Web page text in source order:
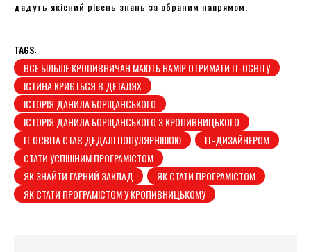
дадуть якісний рівень знань за обраним напрямом.
TAGS:
ВСЕ БІЛЬШЕ КРОПИВНИЧАН МАЮТЬ НАМІР ОТРИМАТИ ІТ-ОСВІТУ
ІСТИНА КРИЄТЬСЯ В ДЕТАЛЯХ
ІСТОРІЯ ДАНИЛА БОРЩАНСЬКОГО
ІСТОРІЯ ДАНИЛА БОРЩАНСЬКОГО З КРОПИВНИЦЬКОГО
ІТ ОСВІТА СТАЄ ДЕДАЛІ ПОПУЛЯРНІШОЮ
ІТ-ДИЗАЙНЕРОМ
СТАТИ УСПІШНИМ ПРОГРАМІСТОМ
ЯК ЗНАЙТИ ГАРНИЙ ЗАКЛАД
ЯК СТАТИ ПРОГРАМІСТОМ
ЯК СТАТИ ПРОГРАМІСТОМ У КРОПИВНИЦЬКОМУ